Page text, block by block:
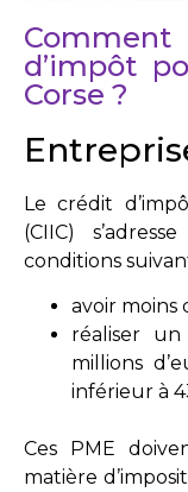
d’impôt
Corse ?
Le crédit
(CIIC)
conditions
avoir moins
réaliser
millions
inférieur à
Ces PME
matière